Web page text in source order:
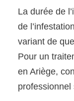
La durée de
de
variant de
Pour un
en Ariège,
professionnel